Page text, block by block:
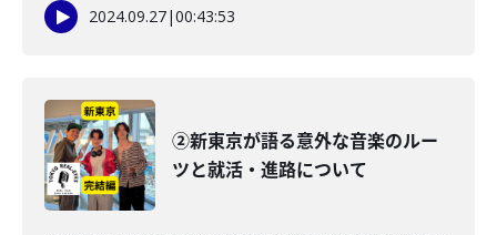
2024.09.27|00:43:53
②新東京が語る意外な音楽のルー
ツと就活・進路について